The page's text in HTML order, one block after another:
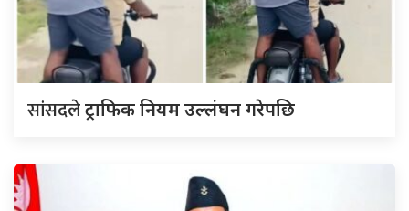
सांसदलेट्राफिक नियम उल्लंघन गरेपछि